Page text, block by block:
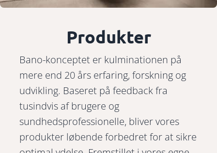
Produkter
Bano-konceptet er kulminationen på
mere end 20 års erfaring, forskning og
udvikling. Baseret på feedback fra
tusindvis af brugere og
sundhedsprofessionelle, bliver vores
produkter løbende forbedret for at sikre